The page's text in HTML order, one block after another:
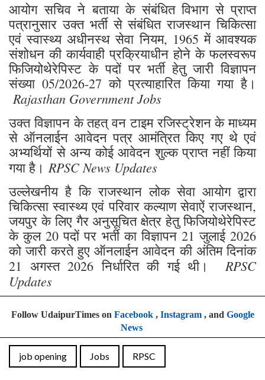
आयोग सचिव ने बताया के संबंधित विभाग से प्राप्त
पत्रानुसार उक्त भर्ती से संबंधित राजस्थान चिकित्सा
एवं स्वास्थ्य अधीनस्थ सेवा नियम, 1965 में आवश्यक
संशोधन की कार्यवाही प्रक्रियाधीन होने के फलस्वरूप
फिजियोथेरेपिस्ट के पदों पर भर्ती हेतु जारी विज्ञापन
संख्या 05/2026-27 को प्रत्याहारित किया गया है।
Rajasthan Government Jobs
उक्त विज्ञापन के तहत् वन टाइम रजिस्ट्रेशन के माध्यम
से ऑनलाईन आवेदन पत्र आमंत्रित किए गए थे एवं
अभ्यर्थियों से अन्य कोई आवेदन शुल्क प्राप्त नहीं किया
गया है। RPSC News Updates
उल्लेखनीय है कि राजस्थान लोक सेवा आयोग द्वारा
चिकित्सा स्वास्थ्य एवं परिवार कल्याण सेवाऐं राजस्थान,
जयपुर के लिए गैर अनुसूचित क्षेत्र हेतु फिजियोथेरेपिस्ट
के कुल 20 पदों पर भर्ती का विज्ञापन 21 जुलाई 2026
को जारी करते हुए ऑनलाईन आवेदन की अंतिम दिनांक
21 अगस्त 2026 निर्धारित की गई थी। RPSC
Updates
Follow UdaipurTimes on Facebook, Instagram, and Google
News
job opening Jobs RPSC